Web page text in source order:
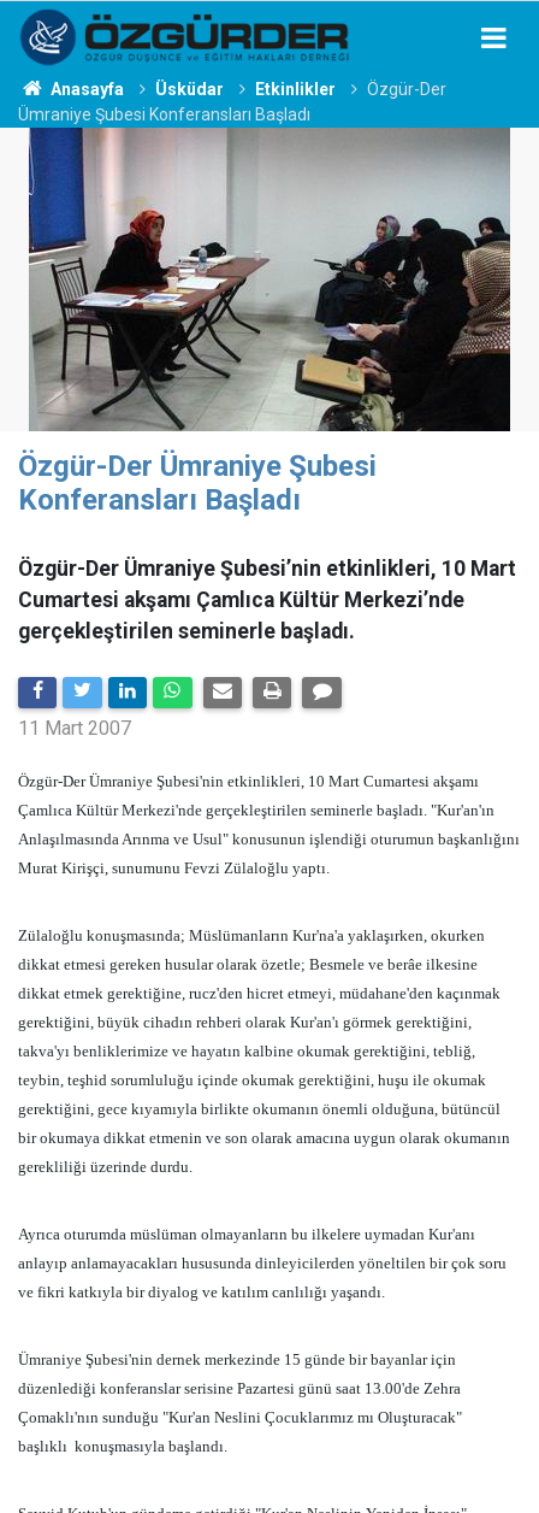
Anasayfa Üsküdar Etkinlikler
Özgür-Der
Ümraniye Şubesi Konferansları Başladı
Özgür-Der Ümraniye Şubesi
Konferansları Başladı
Özgür-Der Ümraniye Şubesi’nin etkinlikleri, 10 Mart
Cumartesi akşamı Çamlıca Kültür Merkezi’nde
gerçekleştirilen seminerle başladı.
11 Mart 2007
Özgür-Der Ümraniye Şubesi'nin etkinlikleri, 10 Mart Cumartesi akşamı
Çamlıca Kültür Merkezi'nde gerçekleştirilen seminerle başladı. "Kur'an'ın
Anlaşılmasında Arınma ve Usul" konusunun işlendiği oturumun başkanlığını
Murat Kirişçi, sunumunu Fevzi Zülaloğlu yaptı.
Zülaloğlu konuşmasında; Müslümanların Kur'na'a yaklaşırken, okurken
dikkat etmesi gereken husular olarak özetle; Besmele ve berâe ilkesine
dikkat etmek gerektiğine, rucz'den hicret etmeyi, müdahane'den kaçınmak
gerektiğini, büyük cihadın rehberi olarak Kur'an'ı görmek gerektiğini,
takva'yı benliklerimize ve hayatın kalbine okumak gerektiğini, tebliğ,
teybin, teşhid sorumluluğu içinde okumak gerektiğini, huşu ile okumak
gerektiğini, gece kıyamıyla birlikte okumanın önemli olduğuna, bütüncül
bir okumaya dikkat etmenin ve son olarak amacına uygun olarak okumanın
gerekliliği üzerinde durdu.
Ayrıca oturumda müslüman olmayanların bu ilkelere uymadan Kur'anı
anlayıp anlamayacakları hususunda dinleyicilerden yöneltilen bir çok soru
ve fikri katkıyla bir diyalog ve katılım canlılığı yaşandı.
Ümraniye Şubesi'nin dernek merkezinde 15 günde bir bayanlar için
düzenlediği konferanslar serisine Pazartesi günü saat 13.00'de Zehra
Çomaklı'nın sunduğu "Kur'an Neslini Çocuklarımız mı Oluşturacak"
başlıklı konuşmasıyla başlandı.